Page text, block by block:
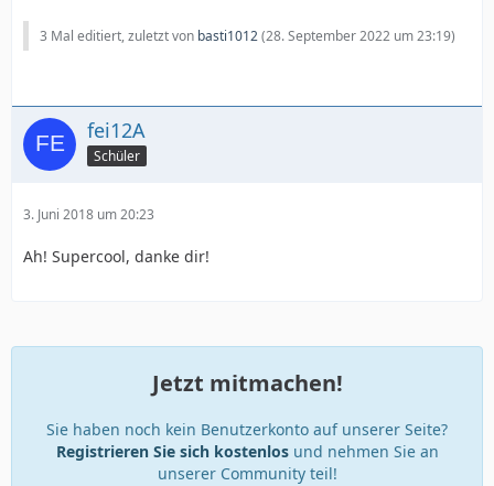
3 Mal editiert, zuletzt von basti1012(28. September 2022 um 23:19)
fei12A
Schüler
3. Juni 2018 um 20:23
Ah! Supercool, danke dir!
Jetzt mitmachen!
Sie haben noch kein Benutzerkonto auf unserer Seite?
Registrieren Sie sich kostenlosund nehmen Sie an
unserer Community teil!